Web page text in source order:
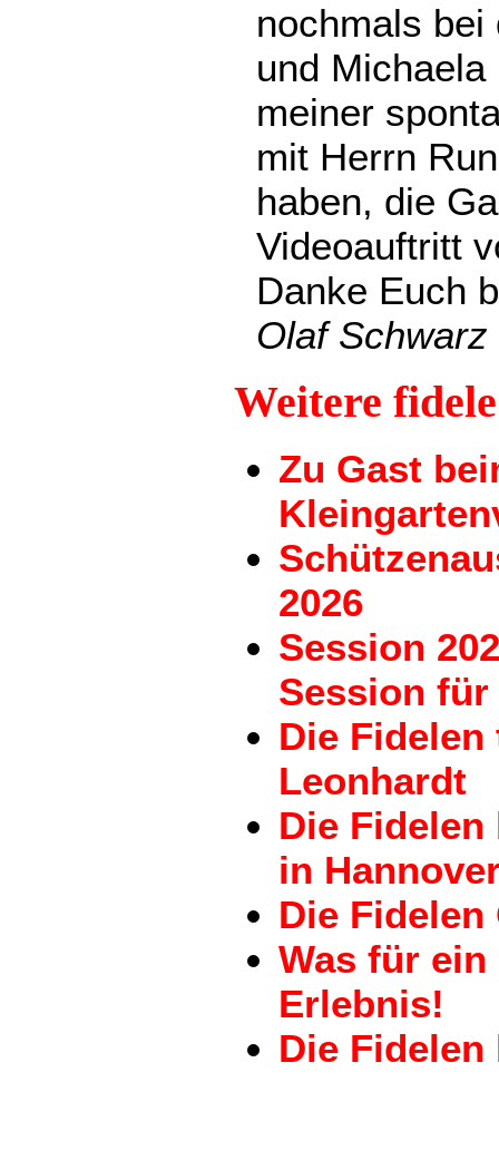
nochmals bei
und
meiner
mit Herrn
haben, die
Videoauftritt
Danke Euch
Olaf Schwarz
Weitere
Zu Gast
2026
Session
Session
Die
Leonhardt
Die
in
Die Fidelen
Was für
Erlebnis!
Die